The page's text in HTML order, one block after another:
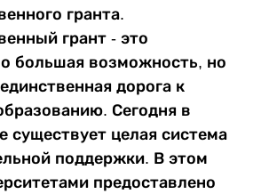
гранта.
грант - это
большая возможность, но
дорога к
Сегодня в
существует целая система
поддержки. В этом
предоставлено